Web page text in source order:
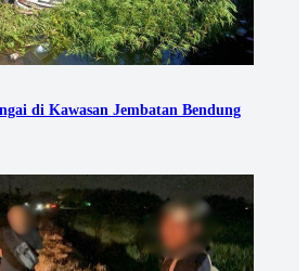
di Kawasan Jembatan Bendung